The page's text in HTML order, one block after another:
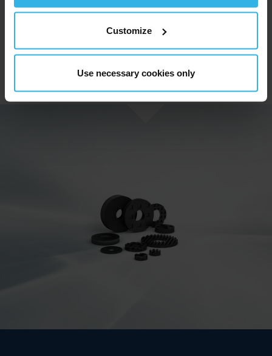
Customize
Use necessary cookies only
esigenze. Lasciate che ci occupiamo di tutto,
compresa la demolizione, la progettazione delle
fondazioni e le opere in calcestruzzo.